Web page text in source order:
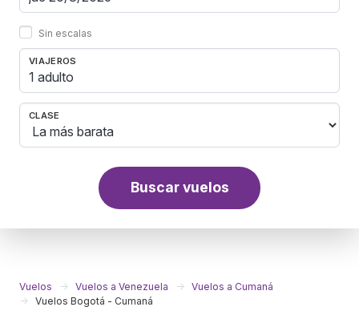
Sin escalas
VIAJEROS
1 adulto
CLASE
Buscar vuelos
Vuelos Vuelos a Venezuela
Vuelos a Cumaná
Vuelos Bogotá - Cumaná